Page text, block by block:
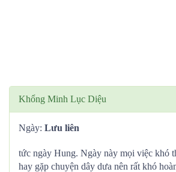
Khổng Minh Lục Diệu
Ngày: Lưu liên
tức ngày Hung. Ngày này mọi việc khó
hay gặp chuyện dây dưa nên rất khó